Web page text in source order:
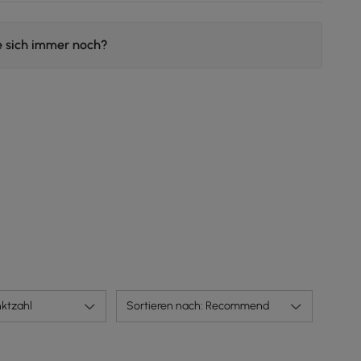
sich immer noch?
Sortieren nach: Recommend